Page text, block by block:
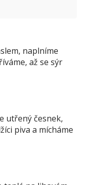
naplníme
až se sýr
utřený česnek,
piva a mícháme